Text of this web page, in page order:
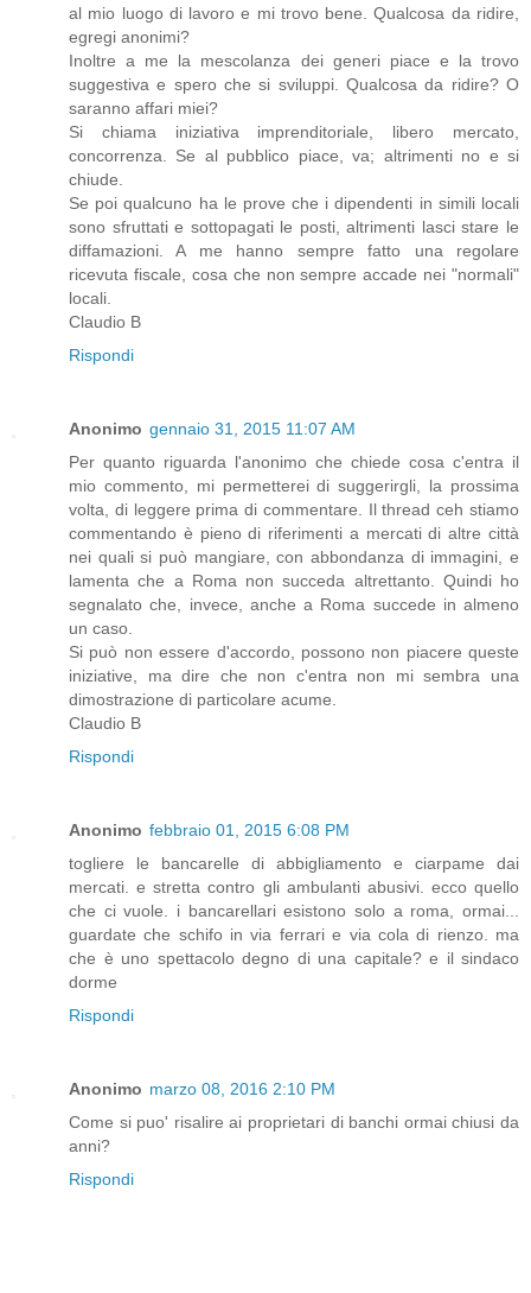
al mio luogo di lavoro e mi trovo bene. Qualcosa da ridire,
egregi anonimi?
Inoltre a me la mescolanza dei generi piace e la trovo
suggestiva e spero che si sviluppi. Qualcosa da ridire? O
saranno affari miei?
Si chiama iniziativa imprenditoriale, libero mercato,
concorrenza. Se al pubblico piace, va; altrimenti no e si
chiude.
Se poi qualcuno ha le prove che i dipendenti in simili locali
sono sfruttati e sottopagati le posti, altrimenti lasci stare le
diffamazioni. A me hanno sempre fatto una regolare
ricevuta fiscale, cosa che non sempre accade nei "normali"
locali.
Claudio B
Rispondi
Anonimo gennaio 31, 2015 11:07 AM
Per quanto riguarda l'anonimo che chiede cosa c'entra il
mio commento, mi permetterei di suggerirgli, la prossima
volta, di leggere prima di commentare. Il thread ceh stiamo
commentando è pieno di riferimenti a mercati di altre città
nei quali si può mangiare, con abbondanza di immagini, e
lamenta che a Roma non succeda altrettanto. Quindi ho
segnalato che, invece, anche a Roma succede in almeno
un caso.
Si può non essere d'accordo, possono non piacere queste
iniziative, ma dire che non c'entra non mi sembra una
dimostrazione di particolare acume.
Claudio B
Rispondi
Anonimo febbraio 01, 2015 6:08 PM
togliere le bancarelle di abbigliamento e ciarpame dai
mercati. e stretta contro gli ambulanti abusivi. ecco quello
che ci vuole. i bancarellari esistono solo a roma, ormai...
guardate che schifo in via ferrari e via cola di rienzo. ma
che è uno spettacolo degno di una capitale? e il sindaco
dorme
Rispondi
Anonimo marzo 08, 2016 2:10 PM
Come si puo' risalire ai proprietari di banchi ormai chiusi da
anni?
Rispondi